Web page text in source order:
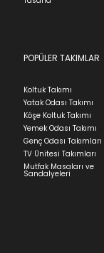
Evan -
Stock moves
indication of
we can't
Teslimat
Ev tekstili
ortalama 5-24
Yatak
ve ürünün
günüdür.
Panel ve
süresi
göre ortalama
Siparişlerim
POPÜLER TAKIMLAR
Koltuk Takımı
Yatak Odası Takımı
Köşe Koltuk Takımı
Yemek Odası Takımı
Genç Odası Takımları
TV Ünitesi Takımları
Mutfak Masaları ve
Sandalyeleri